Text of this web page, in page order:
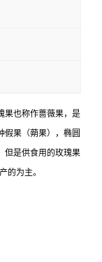
果也称作蔷薇果，是
假果（蒴果），椭圆
但是供食用的玫瑰果
的为主。